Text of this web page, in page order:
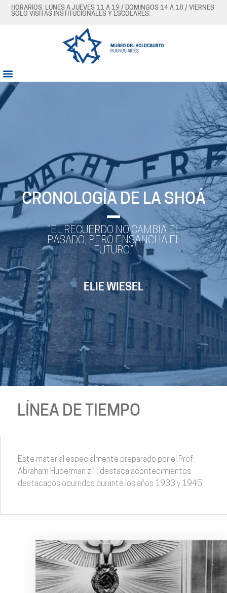
HORARIOS: LUNES A JUEVES 11 A 19 / DOMINGOS 14 A 18 / VIERNES
SÓLO VISITAS INSTITUCIONALES Y ESCOLARES.
CRONOLOGÍA DE LA SHOÁ
“EL RECUERDO NO CAMBIA EL
PASADO, PERO ENSANCHA EL
FUTURO.”
ELIE WIESEL
LÍNEA DE TIEMPO
Este material especialmente preparado por el Prof.
Abraham Huberman z´l. destaca acontecimientos
destacados ocurridos durante los años 1933 y 1945.